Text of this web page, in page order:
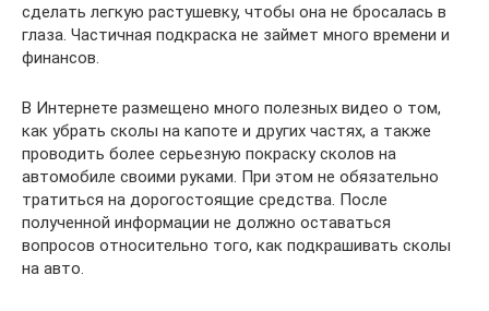
сделать легкую растушевку, чтобы она не бросалась в
глаза. Частичная подкраска не займет много времени и
финансов.
В Интернете размещено много полезных видео о том,
как убрать сколы на капоте и других частях, а также
проводить более серьезную покраску сколов на
автомобиле своими руками. При этом не обязательно
тратиться на дорогостоящие средства. После
полученной информации не должно оставаться
вопросов относительно того, как подкрашивать сколы
на авто.